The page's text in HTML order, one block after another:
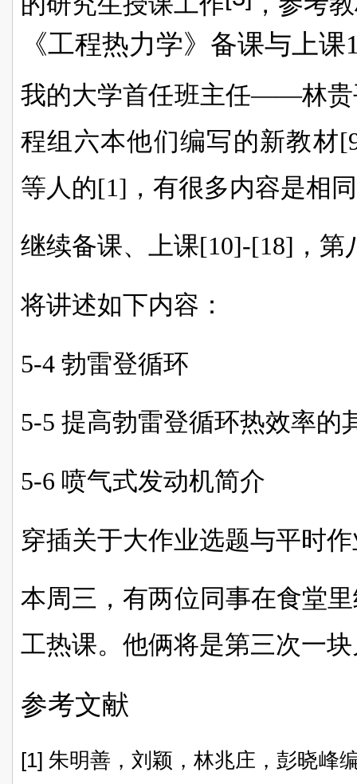
《工程热力学》备课与上课
我的大学首任班主任——林贵
程组六本他们编写的新教材
等人的[1]，有很多内容是相
继续备课、上课[10]-[18]，第
将讲述如下内容：
5-4 勃雷登循环
5-5 提高勃雷登循环热效率的
5-6 喷气式发动机简介
穿插关于大作业选题与平时
本周三，有两位同事在食堂
工热课。他俩将是第三次一
参考文献
[1] 朱明善，刘颖，林兆庄，彭晓峰